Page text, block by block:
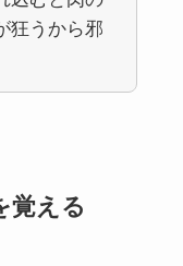
狂うから邪
覚える